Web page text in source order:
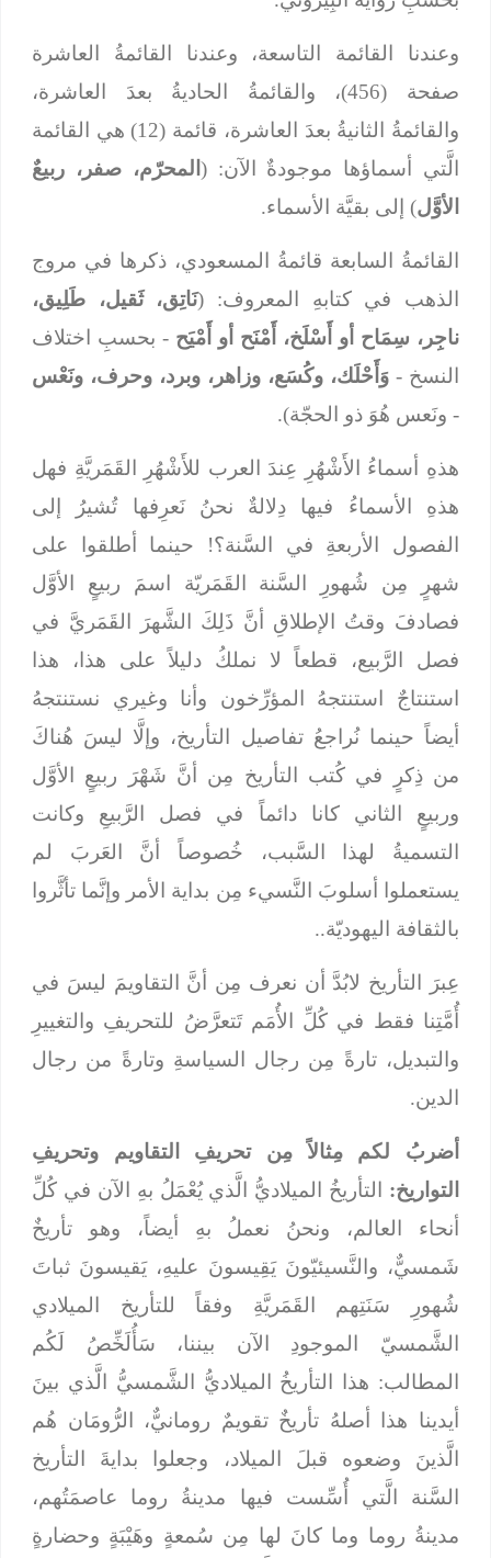
وعندنا القائمة التاسعة، وعندنا القائمةُ العاشرة
صفحة (456)، والقائمةُ الحاديةُ بعدَ العاشرة،
والقائمةُ الثانيةُ بعدَ العاشرة، قائمة (12) هي القائمة
الَّتي أسماؤها موجودةٌ الآن: ( المحرّم، صفر، ربيعٌ
الأوَّل) إلى بقيَّة الأسماء.
القائمةُ السابعة قائمةُ المسعودي، ذكرها في مروج
الذهب في كتابهِ المعروف: ( نَاتِق، ثَقيل، طَلِيق،
ناجِر، سِمَاح أو أَسْلَخ، أَمْنَح أو أَمْيَح- بحسبِ اختلاف
النسخ -وَأَحْلَك، وكُسَع، وزاهر، وبرد، وحرف، ونَعْس
- ونَعس هُوَ ذو الحجّة).
هذهِ أسماءُ الأَشْهُرِ عِندَ العرب للأَشْهُرِ القَمَريَّةِ فهل
هذهِ الأسماءُ فيها دِلالةٌ نحنُ نَعرِفها تُشيرُ إلى
الفصول الأربعةِ في السَّنة؟! حينما أطلقوا على
شهرٍ مِن شُهورِ السَّنة القَمَريّة اسمَ ربيعٍ الأوَّل
فصادفَ وقتُ الإطلاقِ أنَّ ذَلِكَ الشَّهرَ القَمَريَّ في
فصل الرَّبيع، قطعاً لا نملكُ دليلاً على هذا، هذا
استنتاجٌ استنتجهُ المؤرِّخون وأنا وغيري نستنتجهُ
أيضاً حينما نُراجعُ تفاصيل التأريخ، وإلَّا ليسَ هُناكَ
من ذِكرٍ في كُتب التأريخ مِن أنَّ شَهْرَ ربيعٍ الأوَّل
وربيعٍ الثاني كانا دائماً في فصل الرَّبيعِ وكانت
التسميةُ لهذا السَّبب، خُصوصاً أنَّ العَربَ لم
يستعملوا أسلوبَ النَّسيء مِن بداية الأمر وإنَّما تأثَّروا
بالثقافة اليهوديّة..
عِبرَ التأريخ لابُدَّ أن نعرف مِن أنَّ التقاويمَ ليسَ في
أُمَّتِنا فقط في كُلِّ الأُمَم تَتعرَّضُ للتحريفِ والتغييرِ
والتبديل، تارةً مِن رجال السياسةِ وتارةً من رجال
الدين.
أضربُ لكم مِثالاً مِن تحريفِ التقاويم وتحريفِ
التواريخ:التأريخُ الميلاديُّ الَّذي يُعْمَلُ بهِ الآن في كُلِّ
أنحاء العالم، ونحنُ نعملُ بهِ أيضاً، وهو تأريخٌ
شَمسيٌّ، والنَّسيئيّونَ يَقِيسونَ عليهِ، يَقيسونَ ثباتَ
شُهورِ سَنَتِهم القَمَريَّةِ وفقاً للتأريخ الميلادي
الشَّمسيّ الموجودِ الآن بيننا، سَأُلَخِّصُ لَكُم
المطالب: هذا التأريخُ الميلاديُّ الشَّمسيُّ الَّذي بينَ
أيدينا هذا أصلهُ تأريخٌ تقويمٌ رومانيٌّ، الرُّومَان هُم
الَّذينَ وضعوه قبلَ الميلاد، وجعلوا بدايةَ التأريخ
السَّنة الَّتي أُسِّست فيها مدينةُ روما عاصمَتُهم،
مدينةُ روما وما كانَ لها مِن سُمعةٍ وهَيْبَةٍ وحضارةٍ